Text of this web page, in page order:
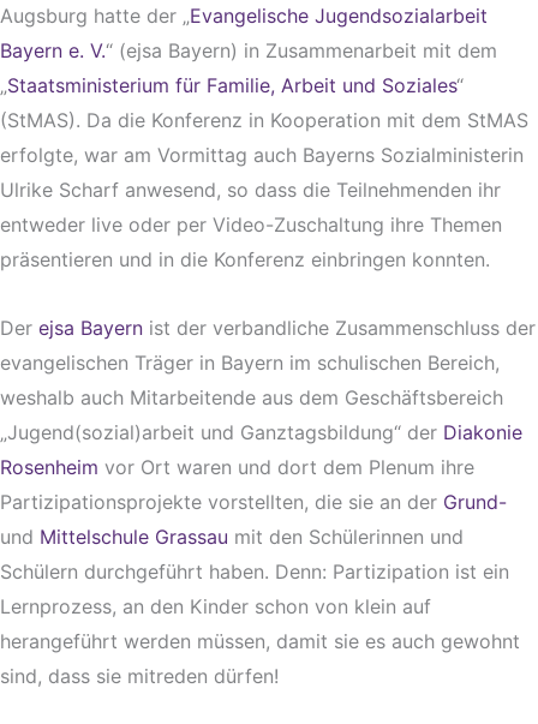
Augsburg hatte der „Evangelische Jugendsozialarbeit
Bayern e. V.“ (ejsa Bayern) in Zusammenarbeit mit dem
„Staatsministerium für Familie, Arbeit und Soziales“
(StMAS). Da die Konferenz in Kooperation mit dem StMAS
erfolgte, war am Vormittag auch Bayerns Sozialministerin
Ulrike Scharf anwesend, so dass die Teilnehmenden ihr
entweder live oder per Video-Zuschaltung ihre Themen
präsentieren und in die Konferenz einbringen konnten.
Der ejsa Bayern ist der verbandliche Zusammenschluss der
evangelischen Träger in Bayern im schulischen Bereich,
weshalb auch Mitarbeitende aus dem Geschäftsbereich
„Jugend(sozial)arbeit und Ganztagsbildung“ der Diakonie
Rosenheim vor Ort waren und dort dem Plenum ihre
Partizipationsprojekte vorstellten, die sie an der Grund-
und Mittelschule Grassau mit den Schülerinnen und
Schülern durchgeführt haben. Denn: Partizipation ist ein
Lernprozess, an den Kinder schon von klein auf
herangeführt werden müssen, damit sie es auch gewohnt
sind, dass sie mitreden dürfen!